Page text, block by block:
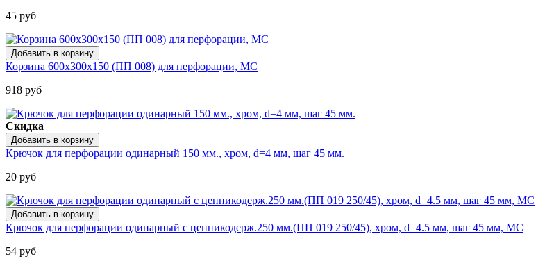
45 руб
Корзина 600х300х150 (ПП 008) для перфорации, МС
918 руб
Скидка
Крючок для перфорации одинарный 150 мм., хром, d=4 мм, шаг 45 мм.
20 руб
Крючок для перфорации одинарный с ценникодерж.250 мм.(ПП 019 250/45), хром, d=4.5 мм, шаг 45 мм, МС
54 руб